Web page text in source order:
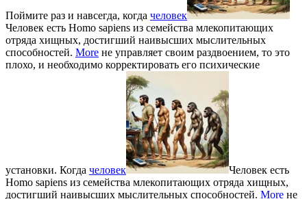
Поймите раз и навсегда, когда человек
Человек есть Homo sapiens из семейства млекопитающих
отряда хищных, достигший наивысших мыслительных
способностей. More не управляет своим раздвоением, то это
плохо, и необходимо корректировать его психические
установки. Когда человек
Человек есть
Homo sapiens из семейства млекопитающих отряда хищных,
достигший наивысших мыслительных способностей. More не